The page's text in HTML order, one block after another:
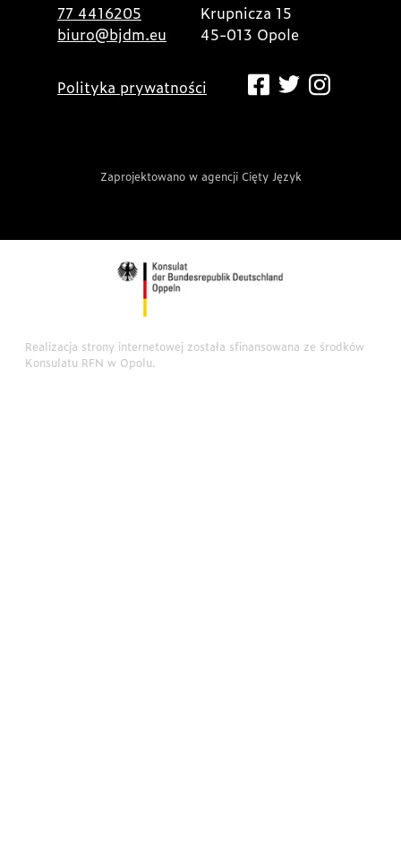
77 4416205
biuro@bjdm.eu
Krupnicza 15
45-013 Opole
Polityka prywatności
Zaprojektowano w agencji Cięty Język
Realizacja strony internetowej została sfinansowana ze środków
Konsulatu RFN w Opolu.